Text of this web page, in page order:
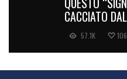
CACCIATO
57.1K 106